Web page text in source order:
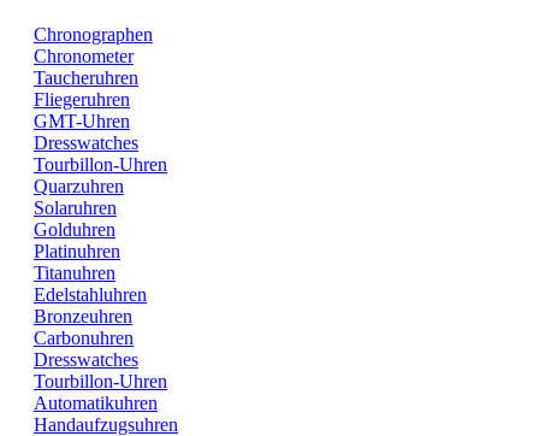
Chronographen
Chronometer
Taucheruhren
Fliegeruhren
GMT-Uhren
Dresswatches
Tourbillon-Uhren
Quarzuhren
Solaruhren
Golduhren
Platinuhren
Titanuhren
Edelstahluhren
Bronzeuhren
Carbonuhren
Dresswatches
Tourbillon-Uhren
Automatikuhren
Handaufzugsuhren